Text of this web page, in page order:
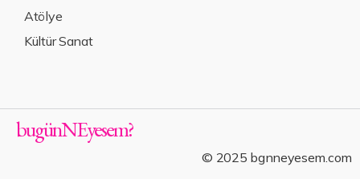
Atölye
Kültür Sanat
bugünNEyesem?
© 2025 bgnneyesem.com